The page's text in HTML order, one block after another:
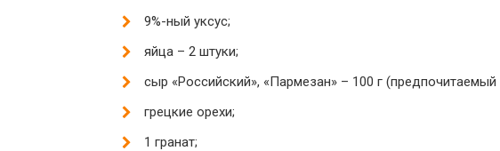
9%-ный уксус;
яйца – 2 штуки;
сыр «Российский», «Пармезан» – 100 г (предпочитаемый
грецкие орехи;
1 гранат;